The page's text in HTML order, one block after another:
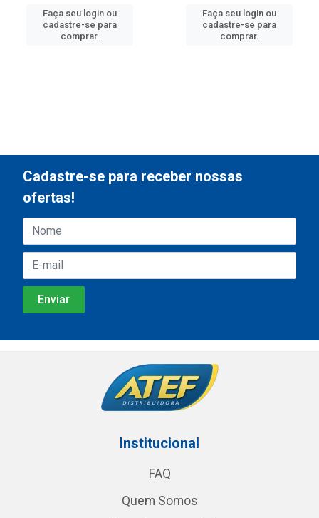
Faça seu login ou
cadastre-se para
comprar.
Faça seu login ou
cadastre-se para
comprar.
Cadastre-se para receber nossas
ofertas!
Institucional
FAQ
Quem Somos